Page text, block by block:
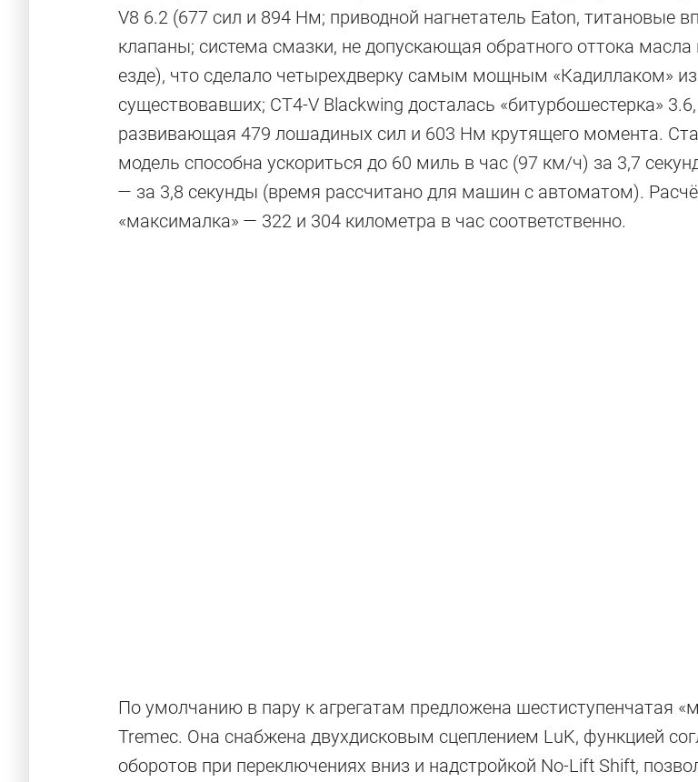
V8 6.2 (677 сил и 894 Нм; приводной нагнетатель Eaton, титановые
клапаны; система смазки, не допускающая обратного оттока масла
езде), что сделало четырехдверку самым мощным «Кадиллаком» из
существовавших; CT4-V Blackwing досталась «битурбошестерка» 3.6,
развивающая 479 лошадиных сил и 603 Нм крутящего момента.
модель способна ускориться до 60 миль в час (97 км/ч) за 3,7
— за 3,8 секунды (время рассчитано для машин с автоматом).
«максималка» — 322 и 304 километра в час соответственно.
По умолчанию в пару к агрегатам предложена шестиступенчатая
Tremec. Она снабжена двухдисковым сцеплением LuK, функцией
оборотов при переключениях вниз и надстройкой No-Lift Shift,